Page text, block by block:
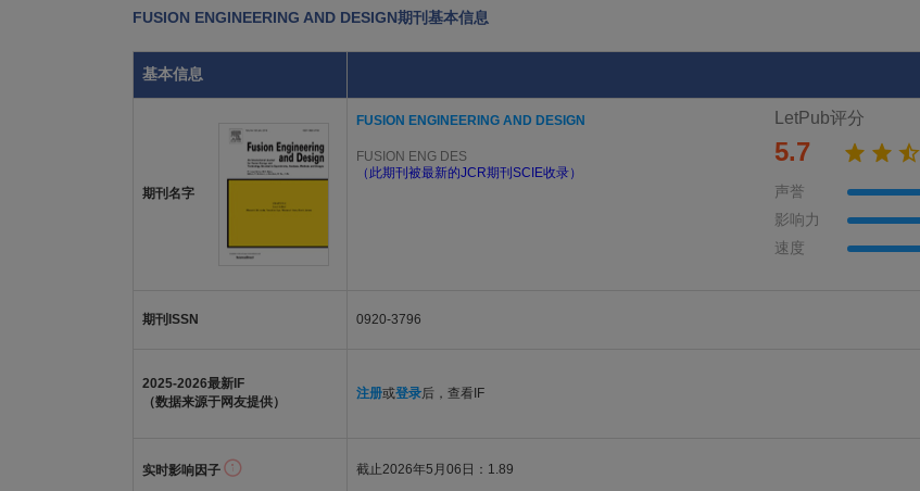
FUSION ENGINEERING AND DESIGN期刊基本信息
基本信息
期刊名字
FUSION ENGINEERING AND DESIGN
FUSION ENG DES
（此期刊被最新的JCR期刊SCIE收录）
LetPub评分
5.7
声誉
影响力
速度
期刊ISSN 0920-3796
2025-2026最新IF
（数据来源于网友提供）
注册或登录后，查看IF
实时影响因子 截止2026年5月06日：1.89